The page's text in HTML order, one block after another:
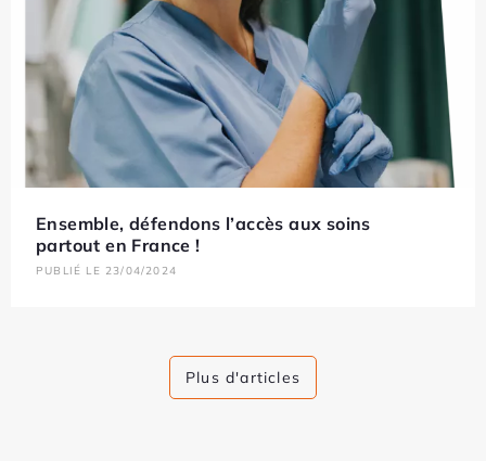
Ensemble, défendons l’accès aux soins
partout en France !
PUBLIÉ LE 23/04/2024
Plus d'articles